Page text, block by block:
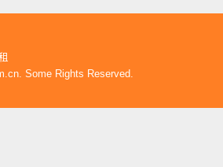
Some Rights Reserved.